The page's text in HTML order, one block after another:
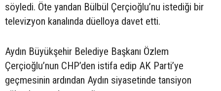
söyledi. Öte yandan Bülbül Çerçioğlu’nu istediği bir
televizyon kanalında düelloya davet etti.
Aydın Büyükşehir Belediye Başkanı Özlem
Çerçioğlu’nun CHP’den istifa edip AK Parti’ye
geçmesinin ardından Aydın siyasetinde tansiyon